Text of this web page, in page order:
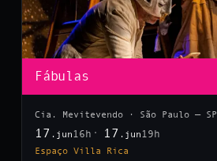
Fábulas
Cia. Mevitevendo · São Paulo — SP
17 .jun 16h 17 .jun 19h
Espaço Villa Rica